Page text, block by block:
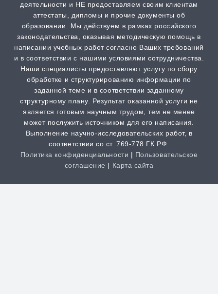
Scopus
от 2 часов | от 500 ₽
РИНЦ
от 2 часов | от 500 ₽
Шпаргалка
от 1 часа | от 300 ₽
Дистанционная задача
от 1 часа | от 300 ₽
деятельности и НЕ предоставляем своим клиентам
аттестаты, дипломы и прочие документы об
образовании. Мы действуем в рамках российского
законодательства, оказывая методическую помощь в
написании учебных работ согласно Ваших требований
и в соответствии с нашими условиями сотрудничества.
Наши специалисты предоставляют услугу по сбору
обработке и структурированию информации по
заданной теме и в соответствии заданному
структурному плану. Результат оказанной услуги не
является готовым научным трудом, тем не менее
может послужить источником для его написания.
Выполнение научно-исследовательских работ, в
соответствии со ст. 769-778 ГК РФ.
Политика конфиденциальности | Пользовательское
соглашение | Карта сайта